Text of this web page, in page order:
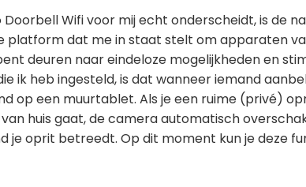
Doorbell Wifi voor mij echt onderscheidt, is de
platform dat me in staat stelt om apparaten
deuren naar eindeloze mogelijkheden en
ik heb ingesteld, is dat wanneer iemand
op een muurtablet. Als je een ruime (privé)
huis gaat, de camera automatisch
je oprit betreedt. Op dit moment kun je deze